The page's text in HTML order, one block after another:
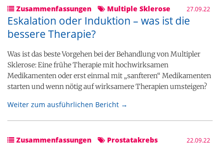
Zusammenfassungen Multiple Sklerose 27.09.22
Eskalation oder Induktion – was ist die
bessere Therapie?
Was ist das beste Vorgehen bei der Behandlung von Multipler
Sklerose: Eine frühe Therapie mit hochwirksamen
Medikamenten oder erst einmal mit „sanfteren“ Medikamenten
starten und wenn nötig auf wirksamere Therapien umsteigen?
Weiter zum ausführlichen Bericht →
Zusammenfassungen Prostatakrebs 22.09.22